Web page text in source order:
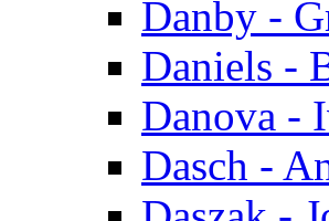
Danby -
Daniels -
Danova -
Dasch -